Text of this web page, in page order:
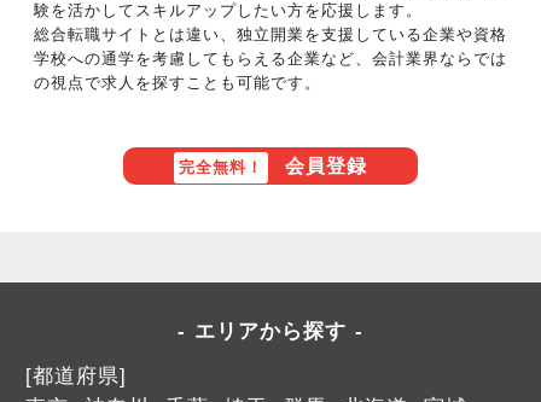
験を活かしてスキルアップしたい方を応援します。
総合転職サイトとは違い、独立開業を支援している企業や資格
学校への通学を考慮してもらえる企業など、会計業界ならでは
の視点で求人を探すことも可能です。
完全無料！ 会員登録
エリアから探す
[都道府県]